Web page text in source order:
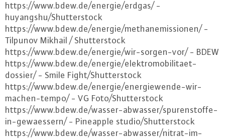
https://​www.​bdew.​de/​energie/​erdgas/ -
huyangshu/Shut­ter­stock
https://​www.​bdew.​de/​energie/​methanemissionen/ -
Tilpunov Mikhail / Shut­ter­stock
https://​www.​bdew.​de/​energie/​wir-​sorgen-​vor/ - BDEW
https://​www.​bdew.​de/​energie/​elektromobilitaet-​
dossier/ - Smile Fight/Shut­ter­stock
https://​www.​bdew.​de/​energie/​energiewende-​wir-​
machen-​tempo/ - VG Foto/Shut­ter­stock
https://​www.​bdew.​de/​wasser-​abwasser/​spurenstoffe-​
in-​gewaessern/ - Pineapple studio/Shut­ter­stock
https://​www.​bdew.​de/​wasser-​abwasser/​nitrat-​im-​